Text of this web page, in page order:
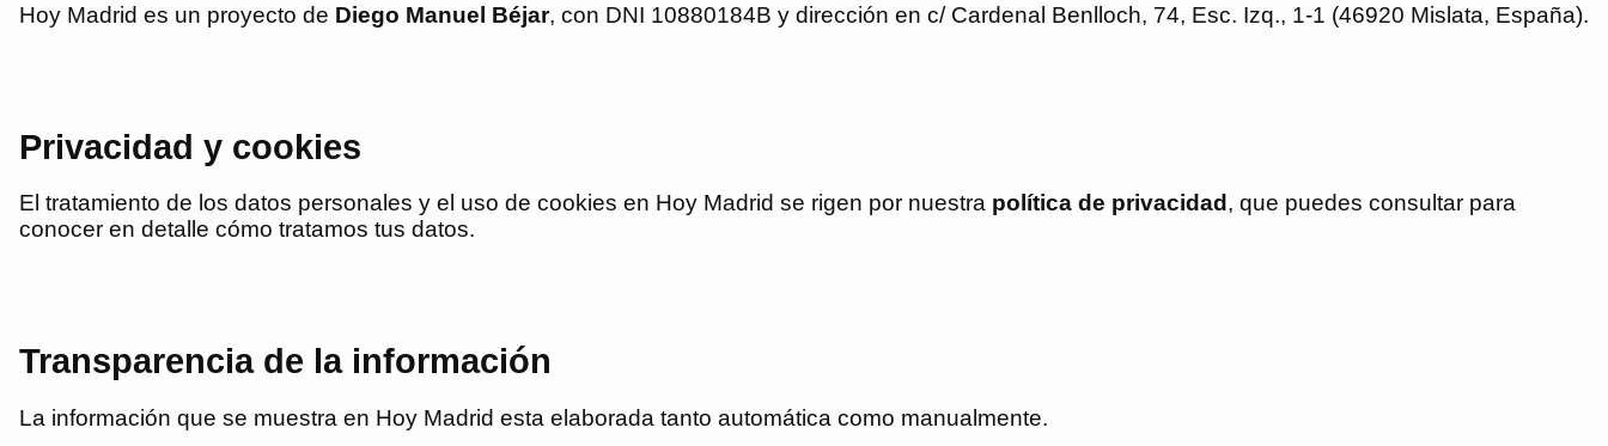
Hoy Madrid es un proyecto de Diego Manuel Béjar, con DNI 10880184B y dirección en c/ Cardenal Benlloch, 74, Esc. Izq., 1-1 (46920 Mislata, España).
Privacidad y cookies
El tratamiento de los datos personales y el uso de cookies en Hoy Madrid se rigen por nuestra política de privacidad , que puedes consultar para
conocer en detalle cómo tratamos tus datos.
Transparencia de la información
La información que se muestra en Hoy Madrid esta elaborada tanto automática como manualmente.